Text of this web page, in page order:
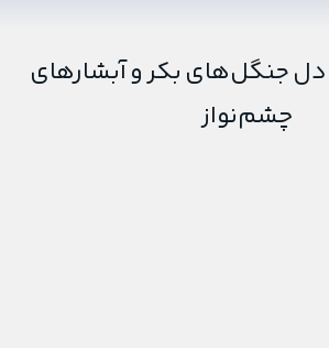
جنگل‌های بکر و آبشارهای
چشم‌نواز